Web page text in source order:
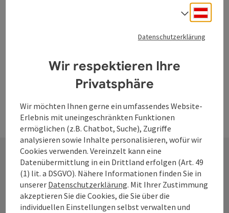
ab € 5,00
Kontakt
Datenschutzerklärung
Wir respektieren Ihre
Privatsphäre
Wir möchten Ihnen gerne ein umfassendes Website-
Erlebnis mit uneingeschränkten Funktionen
ermöglichen (z.B. Chatbot, Suche), Zugriffe
analysieren sowie Inhalte personalisieren, wofür wir
Cookies verwenden. Vereinzelt kann eine
Datenübermittlung in ein Drittland erfolgen (Art. 49
(1) lit. a DSGVO). Nähere Informationen finden Sie in
unserer Datenschutzerklärung. Mit Ihrer Zustimmung
akzeptieren Sie die Cookies, die Sie über die
individuellen Einstellungen selbst verwalten und